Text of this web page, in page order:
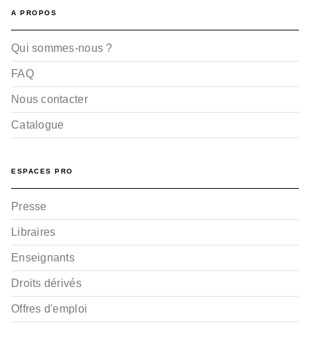
A PROPOS
Qui sommes-nous ?
FAQ
Nous contacter
Catalogue
ESPACES PRO
Presse
Libraires
Enseignants
Droits dérivés
Offres d'emploi